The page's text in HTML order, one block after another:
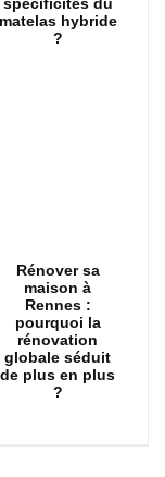
matelas hybride
?
Rénover sa
maison à
Rennes :
pourquoi la
rénovation
globale séduit
de plus en plus
?